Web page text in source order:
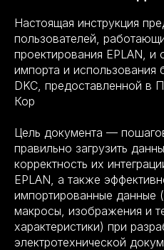
Настоящая инструкция
пользователей,
проектирования EPLAN, и
импорта и использования
DKC, предоставленной в
Кор
Цель документа —
правильно загрузить
корректность их
EPLAN, а также
импортированные данные
макросы, изображения и
характеристики) при
электротехнической